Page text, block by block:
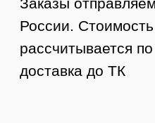
Тюмень, ул. Минская, 71, к.1
магазин «100 Казанов»
с 10:00 до 19:00
График работы: